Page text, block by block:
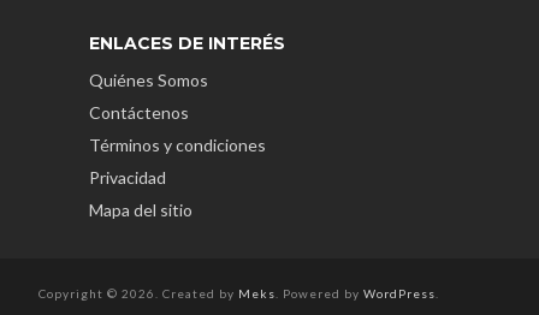
ENLACES DE INTERÉS
Quiénes Somos
Contáctenos
Términos y condiciones
Privacidad
Mapa del sitio
Copyright © 2026. Created by Meks . Powered by WordPress